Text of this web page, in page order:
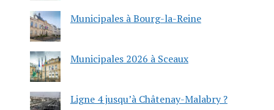
Municipales à Bourg-la-Reine
Municipales 2026 à Sceaux
Ligne 4 jusqu’à Châtenay-Malabry ?